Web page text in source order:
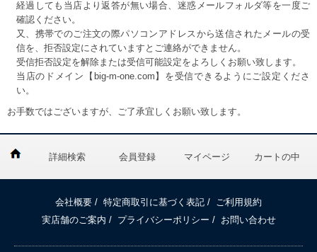
経過しても当店より返答が無い場合、迷惑メールフォルダ等を一度ご
確認ください。
又、携帯でのご注文の際パソコンアドレスから送信されたメールの受
信を、拒否設定にされていますとご連絡ができません。
受信拒否設定を解除または受信可能設定をよろしくお願い致します。
当店のドメイン【big-m-one.com】を受信できるようにご設定くださ
い。
お手数ではございますが、ご了承宜しくお願い致します。
詳細検索 会員登録 マイページ カートの中
会社概要 / 特定商取引に基づく表記 /
ご利用規約
実店舗のご案内 / プライバシーポリシー / お問い合わせ